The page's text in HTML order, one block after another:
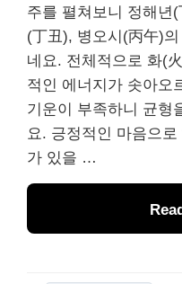
주를 펼쳐보니 정해년
(丁丑), 병오시(丙午)
네요. 전체적으로 화(
적인 에너지가 솟아오
기운이 부족하니 균형
요. 긍정적인 마음으
가 있을 …